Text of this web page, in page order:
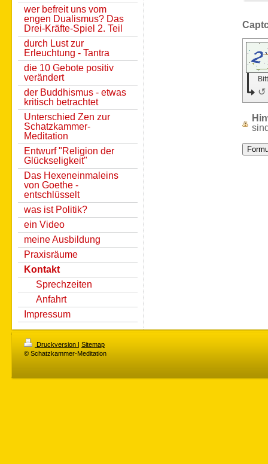
wer befreit uns vom
engen Dualismus? Das
Drei-Kräfte-Spiel 2. Teil
durch Lust zur
Erleuchtung - Tantra
die 10 Gebote positiv
verändert
der Buddhismus - etwas
kritisch betrachtet
Unterschied Zen zur
Schatzkammer-
Meditation
Entwurf "Religion der
Glückseligkeit"
Das Hexeneinmaleins
von Goethe -
entschlüsselt
was ist Politik?
ein Video
meine Ausbildung
Praxisräume
Kontakt
Sprechzeiten
Anfahrt
Impressum
↺
Druckversion | Sitemap
© Schatzkammer-Meditation